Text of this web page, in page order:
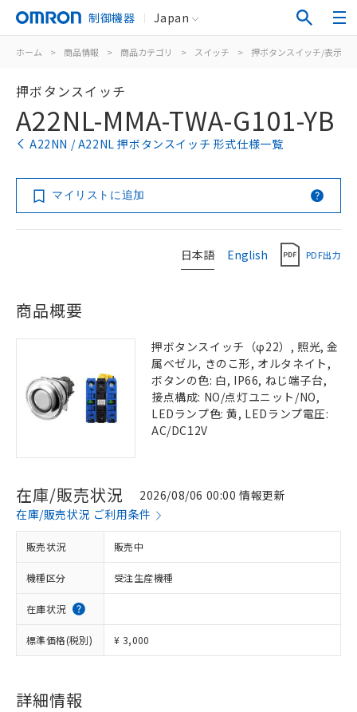
制御機器 Japan
ホーム > 商品情報 > 商品カテゴリ > スイッチ > 押ボタンスイッチ/表示灯
押ボタンスイッチ
A22NL-MMA-TWA-G101-YB
A22NN / A22NL 押ボタンスイッチ 形式仕様一覧
マイリストに追加
日本語 English PDF出力
商品概要
押ボタンスイッチ（φ22）, 照光, 金
属ベゼル, きのこ形, オルタネイト,
ボタンの色: 白, IP66, ねじ端子台,
接点構成: NO/点灯ユニット/NO,
LEDランプ色: 黄, LEDランプ電圧:
AC/DC12V
在庫/販売状況
2026/08/06 00:00 情報更新
在庫/販売状況 ご利用条件
販売状況 販売中
機種区分 受注生産機種
在庫状況
標準価格(税別) ¥ 3,000
詳細情報